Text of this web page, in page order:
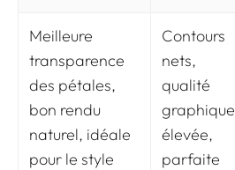
Meilleure
transparence
des pétales,
bon rendu
naturel, idéale
pour le style
Contours
nets,
qualité
graphique
élevée,
parfaite